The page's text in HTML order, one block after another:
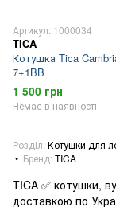
TICA ✅ котушки,
доставкою по
Артикул: 1000034
TICA
Котушка Tica
7+1BB
1 500 грн
Немає в наявності
Розділ Котушки для
Бренд TICA